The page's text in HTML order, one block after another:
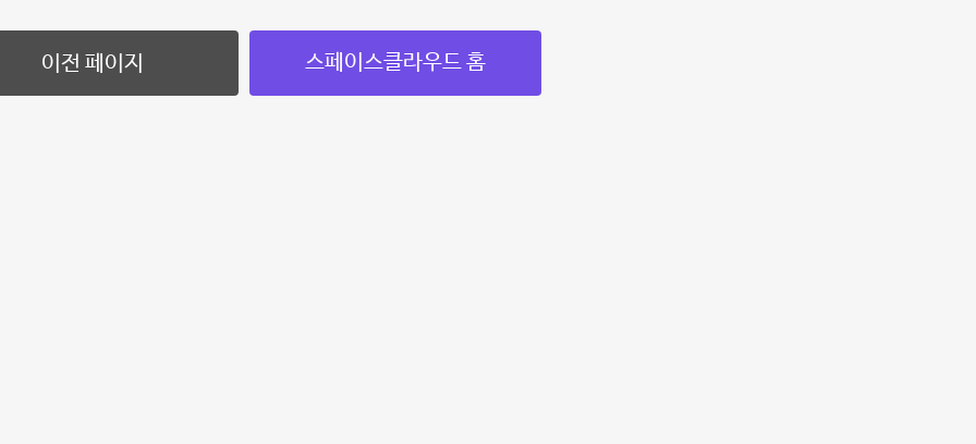
이전 페이지 스페이스클라우드 홈